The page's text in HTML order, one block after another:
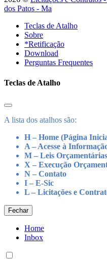
dos Patos - Ma
Teclas de Atalho
Sobre
*Retificação
Download
Perguntas Frequentes
Teclas de Atalho
A lista dos atalhos são:
H – Home (Página
A – Acesse à
M – Leis Orçamentárias
X – Execução
N – Contato
I – E-Sic
L – Licitações e
Fechar
Home
Inbox